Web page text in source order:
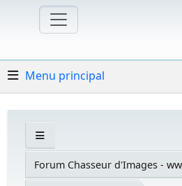
Menu principal
Forum Chasseur d'Images -